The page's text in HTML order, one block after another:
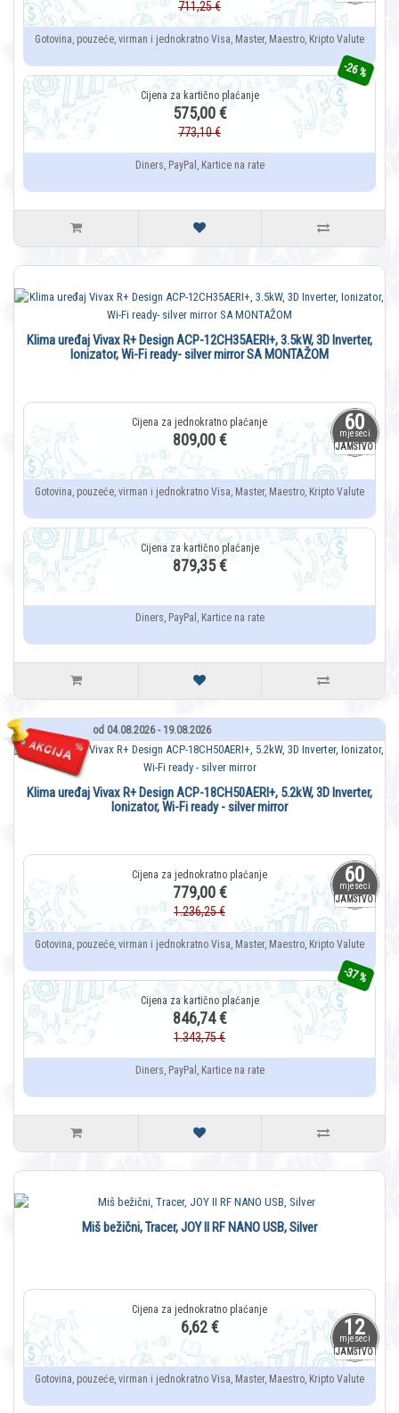
711,25 €
Gotovina, pouzeće, virman i jednokratno Visa, Master, Maestro, Kripto Valute
-26 %
575,00 €
773,10 €
Diners, PayPal, Kartice na rate
60
mjeseci
JAMSTVO
Klima uređaj Vivax R+ Design ACP-12CH35AERI+, 3.5kW, 3D Inverter,
Ionizator, Wi-Fi ready- silver mirror SA MONTAŽOM
809,00 €
Gotovina, pouzeće, virman i jednokratno Visa, Master, Maestro, Kripto Valute
879,35 €
Diners, PayPal, Kartice na rate
od 04.08.2026 - 19.08.2026
60
mjeseci
JAMSTVO
Klima uređaj Vivax R+ Design ACP-18CH50AERI+, 5.2kW, 3D Inverter,
Ionizator, Wi-Fi ready - silver mirror
779,00 €
1.236,25 €
Gotovina, pouzeće, virman i jednokratno Visa, Master, Maestro, Kripto Valute
-37 %
846,74 €
1.343,75 €
Diners, PayPal, Kartice na rate
12
mjeseci
JAMSTVO
Miš bežični, Tracer, JOY II RF NANO USB, Silver
6,62 €
Gotovina, pouzeće, virman i jednokratno Visa, Master, Maestro, Kripto Valute